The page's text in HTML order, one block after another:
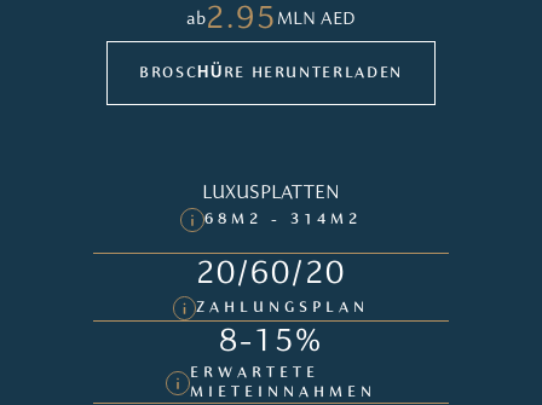
ab2.95 MLN AED
BROSCHÜRE HERUNTERLADEN
LUXUSPLATTEN
68M2 - 314M2
20/60/20
ZAHLUNGSPLAN
8-15%
ERWARTETE
MIETEINNAHMEN